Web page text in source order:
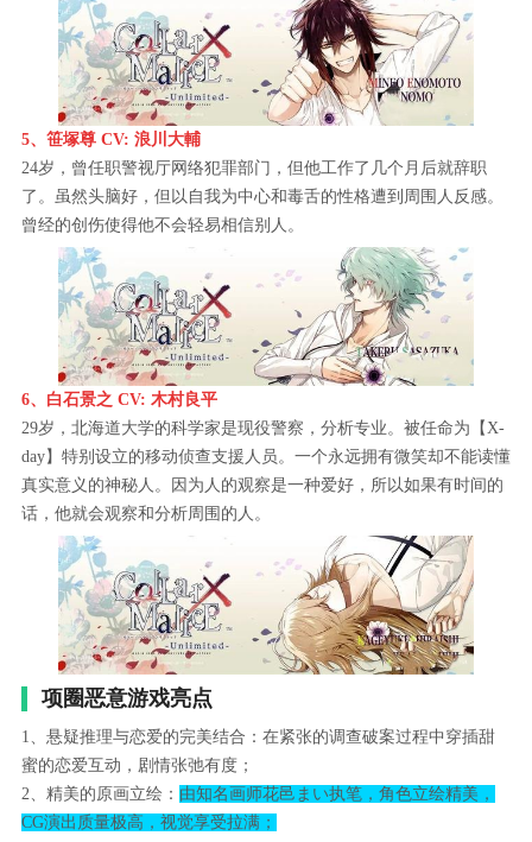
5、笹塚尊 CV: 浪川大輔
24岁，曾任职警视厅网络犯罪部门，但他工作了几个月后就辞职
了。虽然头脑好，但以自我为中心和毒舌的性格遭到周围人反感。
曾经的创伤使得他不会轻易相信别人。
6、白石景之 CV: 木村良平
29岁，北海道大学的科学家是现役警察，分析专业。被任命为【X-
day】特别设立的移动侦查支援人员。一个永远拥有微笑却不能读懂
真实意义的神秘人。因为人的观察是一种爱好，所以如果有时间的
话，他就会观察和分析周围的人。
项圈恶意游戏亮点
1、悬疑推理与恋爱的完美结合：在紧张的调查破案过程中穿插甜
蜜的恋爱互动，剧情张弛有度；
2、精美的原画立绘： 由知名画师花邑まい执笔，角色立绘精美，
CG演出质量极高，视觉享受拉满；